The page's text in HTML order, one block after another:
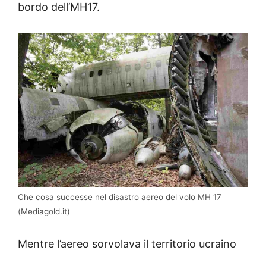
bordo dell’MH17.
Che cosa successe nel disastro aereo del volo MH 17
(Mediagold.it)
Mentre l’aereo sorvolava il territorio ucraino